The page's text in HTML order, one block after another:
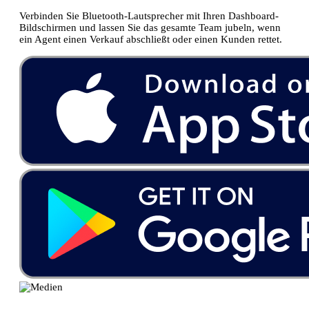
Verbinden Sie Bluetooth-Lautsprecher mit Ihren Dashboard-
Bildschirmen und lassen Sie das gesamte Team jubeln, wenn
ein Agent einen Verkauf abschließt oder einen Kunden rettet.